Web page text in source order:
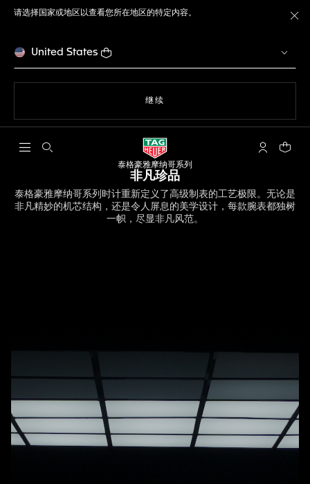
请选择国家或地区以查看您所在地区的特定内容。
United States
继续
打开搜索 My TAG您的